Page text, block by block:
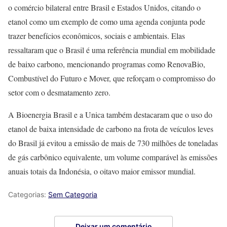
o comércio bilateral entre Brasil e Estados Unidos, citando o
etanol como um exemplo de como uma agenda conjunta pode
trazer benefícios econômicos, sociais e ambientais. Elas
ressaltaram que o Brasil é uma referência mundial em mobilidade
de baixo carbono, mencionando programas como RenovaBio,
Combustível do Futuro e Mover, que reforçam o compromisso do
setor com o desmatamento zero.
A Bioenergia Brasil e a Unica também destacaram que o uso do
etanol de baixa intensidade de carbono na frota de veículos leves
do Brasil já evitou a emissão de mais de 730 milhões de toneladas
de gás carbônico equivalente, um volume comparável às emissões
anuais totais da Indonésia, o oitavo maior emissor mundial.
Categorias: Sem Categoria